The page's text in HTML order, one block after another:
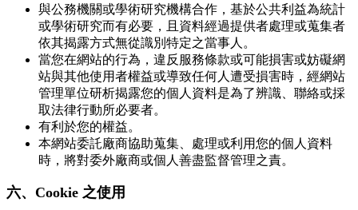
與公務機關或學術研究機構合作，基於公共利益為統計
或學術研究而有必要，且資料經過提供者處理或蒐集者
依其揭露方式無從識別特定之當事人。
當您在網站的行為，違反服務條款或可能損害或妨礙網
站與其他使用者權益或導致任何人遭受損害時，經網站
管理單位研析揭露您的個人資料是為了辨識、聯絡或採
取法律行動所必要者。
有利於您的權益。
本網站委託廠商協助蒐集、處理或利用您的個人資料
時，將對委外廠商或個人善盡監督管理之責。
六、Cookie 之使用